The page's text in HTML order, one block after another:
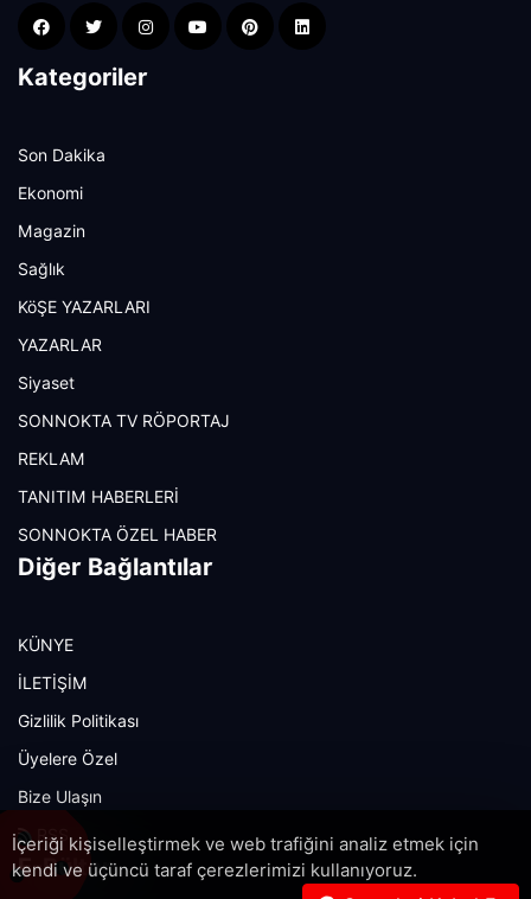
Kategoriler
Son Dakika
Ekonomi
Magazin
Sağlık
KöŞE YAZARLARI
YAZARLAR
Siyaset
SONNOKTA TV RÖPORTAJ
REKLAM
TANITIM HABERLERİ
SONNOKTA ÖZEL HABER
Diğer Bağlantılar
KÜNYE
İLETİŞİM
Gizlilik Politikası
Üyelere Özel
Bize Ulaşın
RSS
E-Bülten
İçeriği kişiselleştirmek ve web trafiğini analiz etmek için
kendi ve üçüncü taraf çerezlerimizi kullanıyoruz.